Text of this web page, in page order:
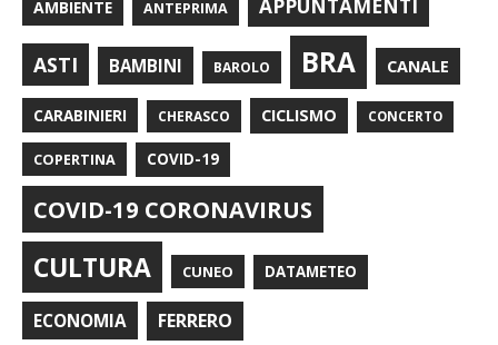
AMBIENTE ANTEPRIMA APPUNTAMENTI
ASTI BAMBINI BAROLO BRA CANALE
CARABINIERI CHERASCO CICLISMO CONCERTO
COPERTINA COVID-19
COVID-19 CORONAVIRUS
CULTURA CUNEO DATAMETEO
ECONOMIA FERRERO